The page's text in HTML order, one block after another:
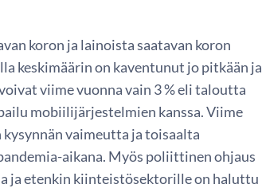
koron ja lainoista saatavan koron
keskimäärin on kaventunut jo pitkään ja
viime vuonna vain 3 % eli taloutta
mobiilijärjestelmien kanssa. Viime
vaimeutta ja toisaalta
aikana. Myös poliittinen ohjaus
ja etenkin kiinteistösektorille on haluttu